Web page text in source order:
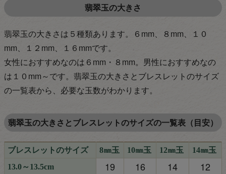
翡翠玉の大きさ
翡翠玉の大きさは５種類あります。６mm、８mm、１０
mm、１２mm、１６mmです。
女性におすすめなのは６mm・８mm。男性におすすめなの
は１０mm～です。翡翠玉の大きさとブレスレットのサイズ
の一覧表から、必要な玉数がわかります。
翡翠玉の大きさとブレスレットのサイズの一覧表（目安）
ブレスレットのサイズ 8㎜玉 10㎜玉 12㎜玉
14㎜玉
13.0～13.5cm
19 16 14 12